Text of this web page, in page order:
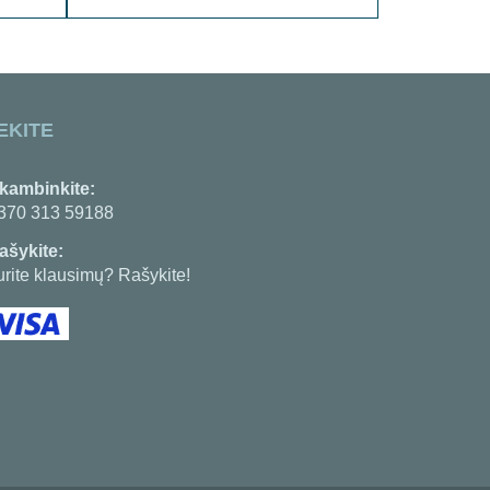
313 59188
klausimų? Rašykite!